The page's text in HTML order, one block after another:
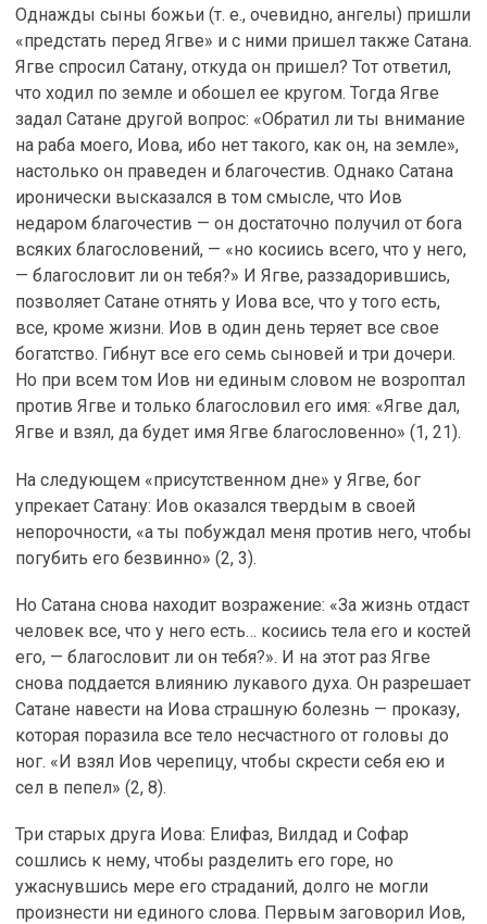
Однажды сыны божьи (т. е., очевидно, ангелы) пришли
«предстать перед Ягве» и с ними пришел также Сатана.
Ягве спросил Сатану, откуда он пришел? Тот ответил,
что ходил по земле и обошел ее кругом. Тогда Ягве
задал Сатане другой вопрос: «Обратил ли ты внимание
на раба моего, Иова, ибо нет такого, как он, на земле»,
настолько он праведен и благочестив. Однако Сатана
иронически высказался в том смысле, что Иов
недаром благочестив — он достаточно получил от бога
всяких благословений, — «но косиись всего, что у него,
— благословит ли он тебя?» И Ягве, раззадорившись,
позволяет Сатане отнять у Иова все, что у того есть,
все, кроме жизни. Иов в один день теряет все свое
богатство. Гибнут все его семь сыновей и три дочери.
Но при всем том Иов ни единым словом не возроптал
против Ягве и только благословил его имя: «Ягве дал,
Ягве и взял, да будет имя Ягве благословенно» (1, 21).
На следующем «присутственном дне» у Ягве, бог
упрекает Сатану: Иов оказался твердым в своей
непорочности, «а ты побуждал меня против него, чтобы
погубить его безвинно» (2, 3).
Но Сатана снова находит возражение: «За жизнь отдаст
человек все, что у него есть… косиись тела его и костей
его, — благословит ли он тебя?». И на этот раз Ягве
снова поддается влиянию лукавого духа. Он разрешает
Сатане навести на Иова страшную болезнь — проказу,
которая поразила все тело несчастного от головы до
ног. «И взял Иов черепицу, чтобы скрести себя ею и
сел в пепел» (2, 8).
Три старых друга Иова: Елифаз, Вилдад и Софар
сошлись к нему, чтобы разделить его горе, но
ужаснувшись мере его страданий, долго не могли
произнести ни единого слова. Первым заговорил Иов,